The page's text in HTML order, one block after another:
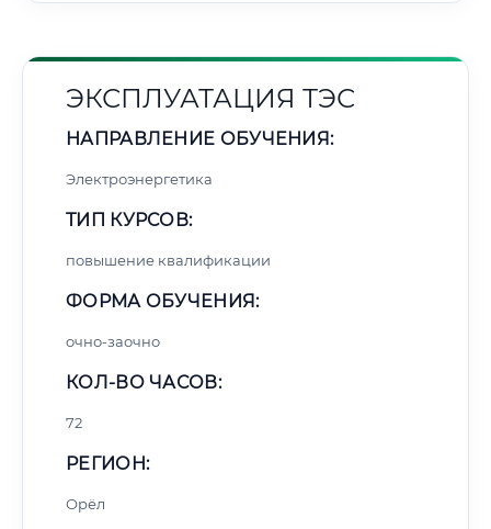
ЭКСПЛУАТАЦИЯ ТЭС
НАПРАВЛЕНИЕ ОБУЧЕНИЯ:
Электроэнергетика
ТИП КУРСОВ:
повышение квалификации
ФОРМА ОБУЧЕНИЯ:
очно-заочно
КОЛ-ВО ЧАСОВ:
72
РЕГИОН:
Орёл